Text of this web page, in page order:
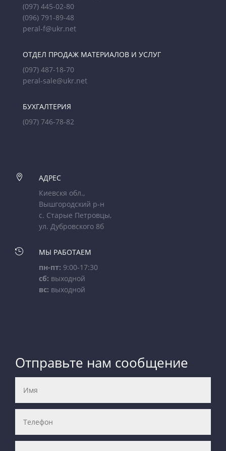
(097) 445-02-80
(096) 791-89-48
peral-f@ukr.net
ОТДЕЛ ПРОДАЖ МАТЕРИАЛОВ И УСЛУГ
(097) 487-18-70
peral-sale@ukr.net
БУХГАЛТЕРИЯ
(097) 746-78-82

АДРЕС
Киевскя обл.,
Вышгородский р-н
с. Старые Петровцы,
ул. Дубровского 8б

МЫ РАБОТАЕМ
пн-пт: 9:00-17:30
сб: выходной
вс: выходной
Отправьте нам сообщение